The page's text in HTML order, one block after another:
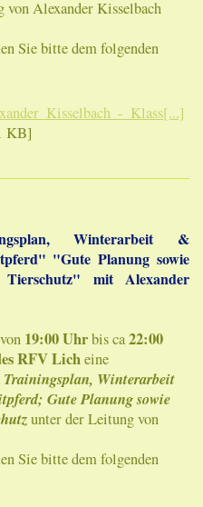
von Alexander Kisselbach
Sie bitte dem folgenden
_Klass[...]
KB]
Winterarbeit &
"Gute Planung sowie
mit Alexander
von 19:00 Uhrbis ca22:00
RFV Licheine
Trainingsplan, Winterarbeit
Gute Planung sowie
unter der Leitung von
Sie bitte dem folgenden